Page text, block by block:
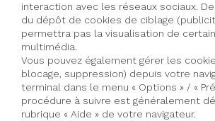
interaction avec les réseaux sociaux.
du dépôt de cookies de ciblage
permettra pas la visualisation de
multimédia.
Vous pouvez également gérer les
blocage, suppression) depuis votre
terminal dans le menu « Options » / «
procédure à suivre est généralement
rubrique « Aide » de votre navigateur.